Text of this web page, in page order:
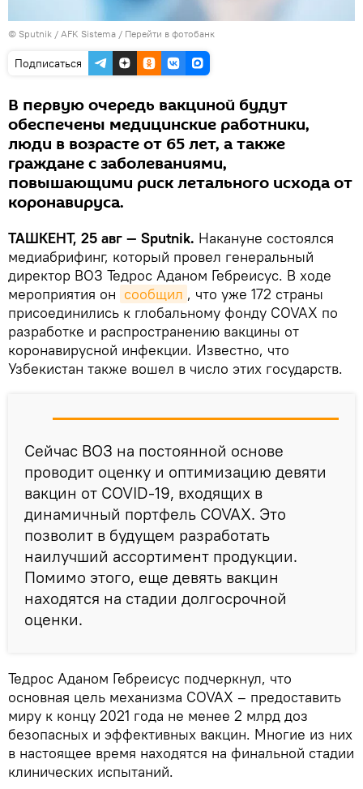
© Sputnik / AFK Sistema / Перейти в фотобанк
Подписаться
В первую очередь вакциной будут
обеспечены медицинские работники,
люди в возрасте от 65 лет, а также
граждане с заболеваниями,
повышающими риск летального исхода от
коронавируса.
ТАШКЕНТ, 25 авг — Sputnik. Накануне состоялся
медиабрифинг, который провел генеральный
директор ВОЗ Тедрос Аданом Гебреисус. В ходе
мероприятия он сообщил , что уже 172 страны
присоединились к глобальному фонду COVAX по
разработке и распространению вакцины от
коронавирусной инфекции. Известно, что
Узбекистан также вошел в число этих государств.
Сейчас ВОЗ на постоянной основе
проводит оценку и оптимизацию девяти
вакцин от COVID-19, входящих в
динамичный портфель COVAX. Это
позволит в будущем разработать
наилучший ассортимент продукции.
Помимо этого, еще девять вакцин
находятся на стадии долгосрочной
оценки.
Тедрос Аданом Гебреисус подчеркнул, что
основная цель механизма COVAX – предоставить
миру к концу 2021 года не менее 2 млрд доз
безопасных и эффективных вакцин. Многие из них
в настоящее время находятся на финальной стадии
клинических испытаний.